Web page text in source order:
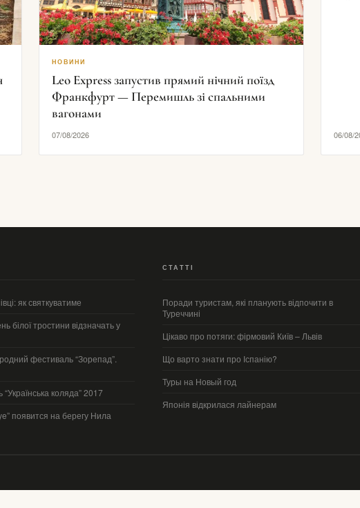
НОВИНИ
Leo Express запустив прямий нічний поїзд
Франкфурт — Перемишль зі спальними
вагонами
07/08/2026 06/08/
як святкуватиме
білої тростини відзначать у
фестиваль “Зорепад”.
“Українська коляда” 2017
появится на берегу Нила
СТАТТІ
Поради туристам, які планують відпочити в
Туреччині
Цікаво про потяги: фірмовий Київ – Львів
Що варто знати про Іспанію?
Туры на Новый год
Японія відкрилася лайнерам